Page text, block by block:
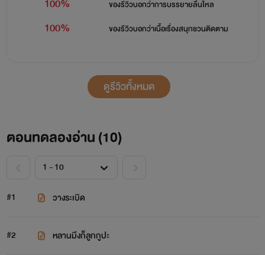
100% ของรีวิวบอกว่าการบรรยายลื่นไหล
100% ของรีวิวบอกว่าเนื้อเรื่องสนุกชวนติดตาม
ดูรีวิวทั้งหมด
ตอนทดลองอ่าน (10)
#1 วางระเบิด
#2 หลานมึงก็ลูกกูปะ